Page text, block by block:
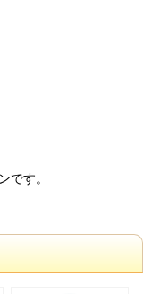
です。